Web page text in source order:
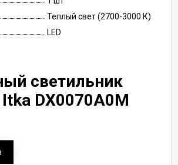
Теплый свет (2700-3000 К)
LED
светильник
DX0070A0M